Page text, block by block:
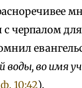
с черпалом
во имя
10:42).